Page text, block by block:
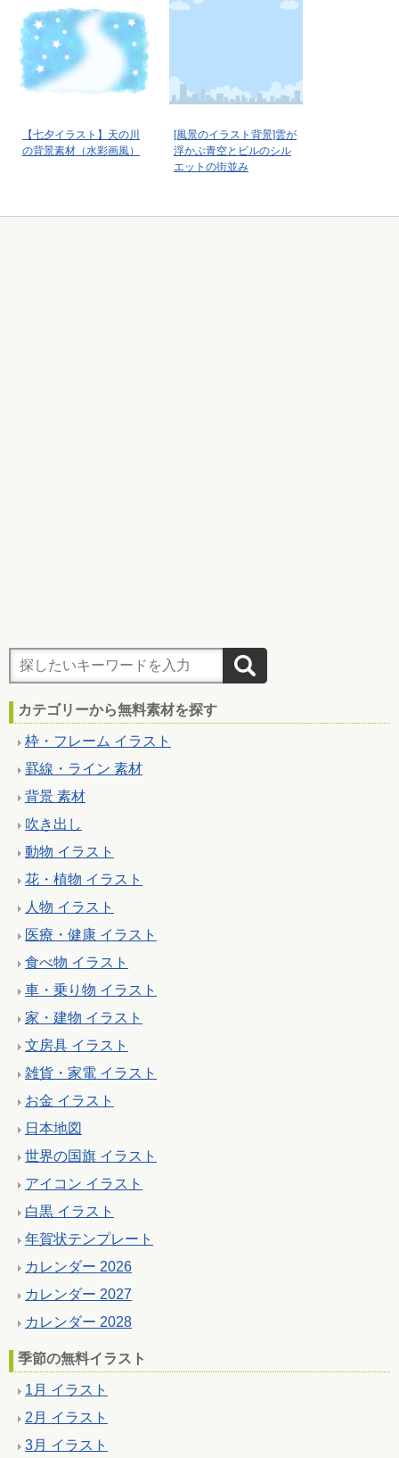
【七夕イラスト】天の川
の背景素材（水彩画風）
[風景のイラスト背景]雲が
浮かぶ青空とビルのシル
エットの街並み
カテゴリーから無料素材を探す
枠・フレーム イラスト
罫線・ライン 素材
背景 素材
吹き出し
動物 イラスト
花・植物 イラスト
人物 イラスト
医療・健康 イラスト
食べ物 イラスト
車・乗り物 イラスト
家・建物 イラスト
文房具 イラスト
雑貨・家電 イラスト
お金 イラスト
日本地図
世界の国旗 イラスト
アイコン イラスト
白黒 イラスト
年賀状テンプレート
カレンダー 2026
カレンダー 2027
カレンダー 2028
季節の無料イラスト
1月 イラスト
2月 イラスト
3月 イラスト